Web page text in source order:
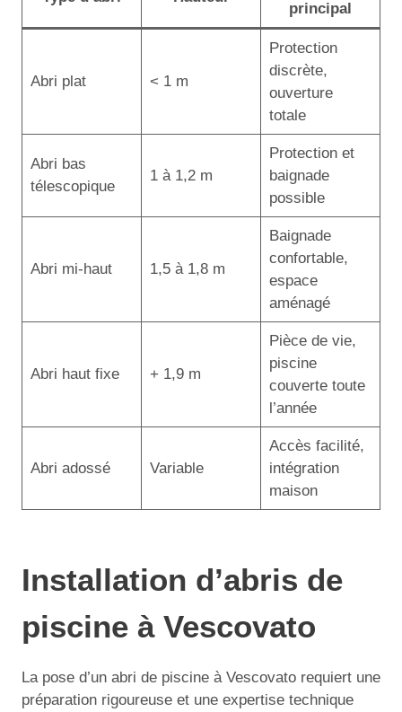
principal
Abri plat < 1 m
Protection
discrète,
ouverture
totale
Abri bas
télescopique
1 à 1,2 m
Protection et
baignade
possible
Abri mi-haut 1,5 à 1,8 m
Baignade
confortable,
espace
aménagé
Abri haut fixe + 1,9 m
Pièce de vie,
piscine
couverte toute
l’année
Abri adossé Variable
Accès facilité,
intégration
maison
Installation d’abris de
piscine à Vescovato
La pose d’un abri de piscine à Vescovato requiert une
préparation rigoureuse et une expertise technique